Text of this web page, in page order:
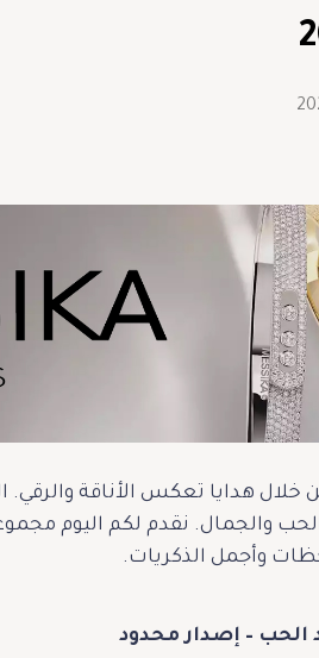
خلال هدايا تعكس الأناقة
والجمال. نقدم لكم اليوم
وأجمل الذكريات.